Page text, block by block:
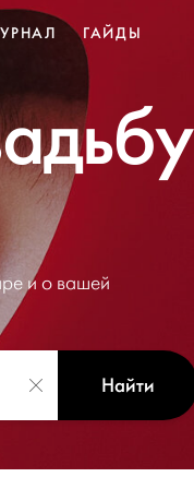
ГАЙДЫ
и о вашей